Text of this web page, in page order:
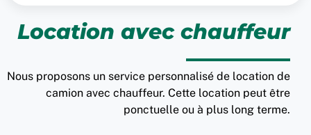
Location avec chauffeur
Nous proposons un service personnalisé de location de
camion avec chauffeur. Cette location peut être
ponctuelle ou à plus long terme.